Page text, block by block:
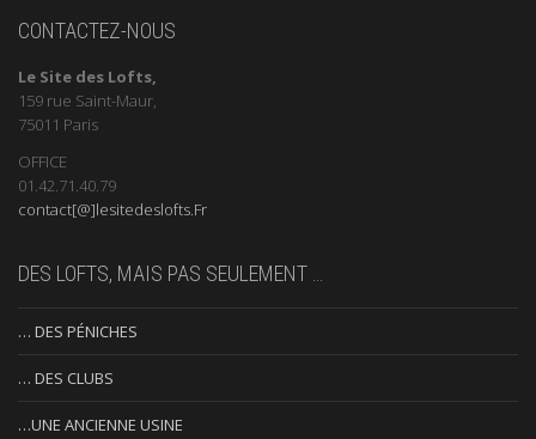
CONTACTEZ-NOUS
Le Site des Lofts,
159 rue Saint-Maur,
75011 Paris
OFFICE
01.42.71.40.79
contact[@]lesitedeslofts.Fr
DES LOFTS, MAIS PAS SEULEMENT …
… DES PÉNICHES
… DES CLUBS
…UNE ANCIENNE USINE